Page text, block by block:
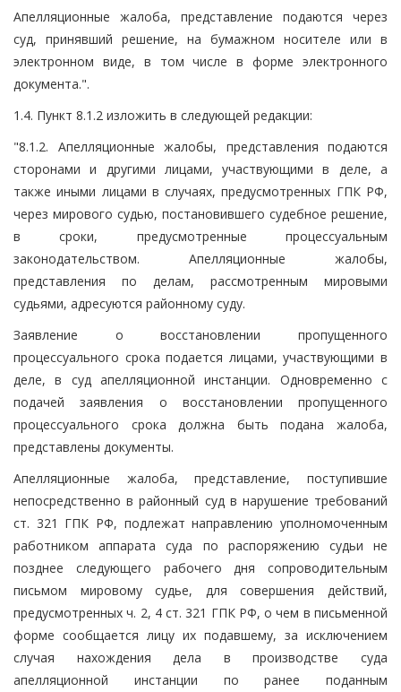
Апелляционные жалоба, представление подаются через
суд, принявший решение, на бумажном носителе или в
электронном виде, в том числе в форме электронного
документа.".
1.4. Пункт 8.1.2 изложить в следующей редакции:
"8.1.2. Апелляционные жалобы, представления подаются
сторонами и другими лицами, участвующими в деле, а
также иными лицами в случаях, предусмотренных ГПК РФ,
через мирового судью, постановившего судебное решение,
в сроки, предусмотренные процессуальным
законодательством. Апелляционные жалобы,
представления по делам, рассмотренным мировыми
судьями, адресуются районному суду.
Заявление о восстановлении пропущенного
процессуального срока подается лицами, участвующими в
деле, в суд апелляционной инстанции. Одновременно с
подачей заявления о восстановлении пропущенного
процессуального срока должна быть подана жалоба,
представлены документы.
Апелляционные жалоба, представление, поступившие
непосредственно в районный суд в нарушение требований
ст. 321 ГПК РФ, подлежат направлению уполномоченным
работником аппарата суда по распоряжению судьи не
позднее следующего рабочего дня сопроводительным
письмом мировому судье, для совершения действий,
предусмотренных ч. 2, 4 ст. 321 ГПК РФ, о чем в письменной
форме сообщается лицу их подавшему, за исключением
случая нахождения дела в производстве суда
апелляционной инстанции по ранее поданным